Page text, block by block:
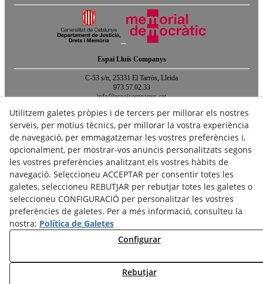
Espai Lluís Companys
C-53 s/n, 25331 El Tarròs, Lleida
973.57.02.33
info@espaicompanys.cat
Vols saber què ha passat o passarà a l'Espai?
Consulta el nostre blog o subscriu-te al butlletí d'activitats!
Avís legal Política de cookies Política de privacitat
Crèdits Mapa web
© 08/2026 Espai Companys - Tots els drets reservats.
Utilitzem galetes pròpies i de tercers per millorar els nostres
serveis, per motius tècnics, per millorar la vostra experiència
de navegació, per emmagatzemar les vostres preferències i,
opcionalment, per mostrar-vos anuncis personalitzats segons
les vostres preferències analitzant els vostres hàbits de
navegació. Seleccioneu ACCEPTAR per consentir totes les
galetes, seleccioneu REBUTJAR per rebutjar totes les galetes o
seleccioneu CONFIGURACIÓ per personalitzar les vostres
preferències de galetes. Per a més informació, consulteu la
nostra: Política de Galetes
Configurar
Rebutjar